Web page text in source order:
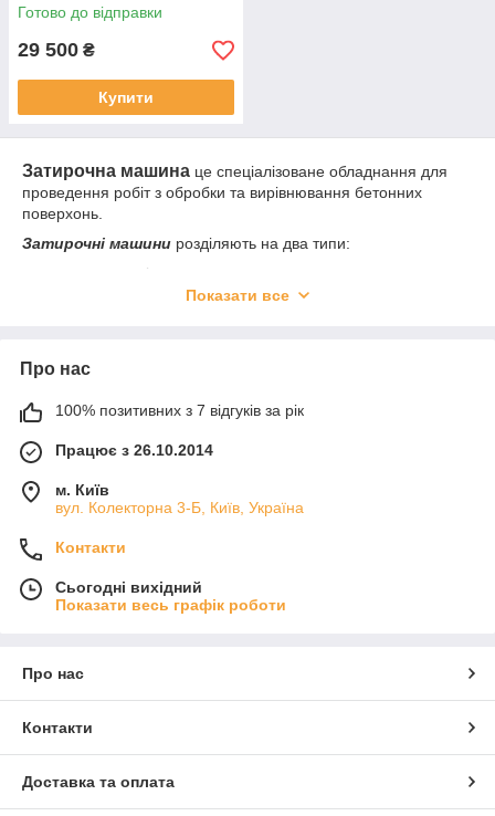
Готово до відправки
29 500 ₴
Купити
Затирочна машина це спеціалізоване обладнання для
проведення робіт з обробки та вирівнювання бетонних
поверхонь.
Затирочні машини розділяють на два типи:
однороторні
легко пересувати обладнання.
Двухроторні затирочні машинизастосовуються на об'єктах
з великими площами. Це самохідні машини, які керуються
однією людиною.
Показати все
Про нас
100% позитивних з 7 відгуків за рік
Працює з 26.10.2014
м. Київ
вул. Колекторна 3-Б, Київ, Україна
Контакти
Сьогодні вихідний
Показати весь графік роботи
Про нас
Контакти
Доставка та оплата